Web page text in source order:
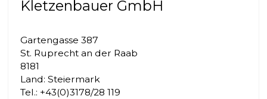
Kletzenbauer GmbH
Gartengasse 387
St. Ruprecht an der Raab
8181
Land: Steiermark
Tel.: +43(0)3178/28 119